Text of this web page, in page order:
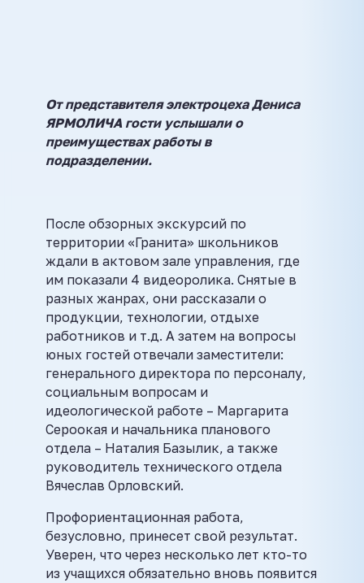
От представителя электроцеха Дениса
ЯРМОЛИЧА гости услышали о
преимуществах работы в
подразделении.
После обзорных экскурсий по
территории «Гранита» школьников
ждали в актовом зале управления, где
им показали 4 видеоролика. Снятые в
разных жанрах, они рассказали о
продукции, технологии, отдыхе
работников и т.д. А затем на вопросы
юных гостей отвечали заместители:
генерального директора по персоналу,
социальным вопросам и
идеологической работе – Маргарита
Сероокая и начальника планового
отдела – Наталия Базылик, а также
руководитель технического отдела
Вячеслав Орловский.
Профориентационная работа,
безусловно, принесет свой результат.
Уверен, что через несколько лет кто-то
из учащихся обязательно вновь появится